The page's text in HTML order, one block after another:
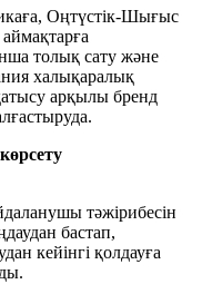
Оңтүстік-Шығыс
толық сату және
халықаралық
арқылы бренд
тәжірибесін
бастап,
кейінгі қолдауға